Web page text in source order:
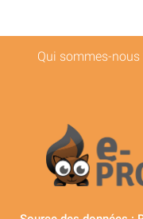
Qui sommes-nous